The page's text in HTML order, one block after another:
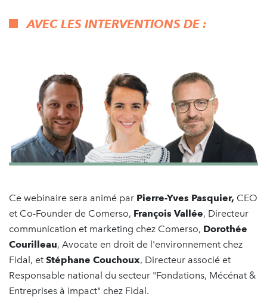
AVEC LES INTERVENTIONS DE :
Ce webinaire sera animé par Pierre-Yves Pasquier, CEO
et Co-Founder de Comerso, François Vallée, Directeur
communication et marketing chez Comerso, Dorothée
Courilleau, Avocate en droit de l'environnement chez
Fidal, et Stéphane Couchoux, Directeur associé et
Responsable national du secteur "Fondations, Mécénat &
Entreprises à impact" chez Fidal.